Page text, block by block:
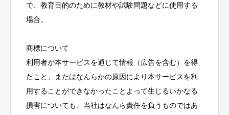
で、教育目的のために教材や試験問題などに使用する
場合。
商標について
利用者が本サービスを通じて情報（広告を含む）を得
たこと、またはなんらかの原因により本サービスを利
用することができなかったことよって生じるいかなる
損害についても、当社はなんら責任を負うものではあ